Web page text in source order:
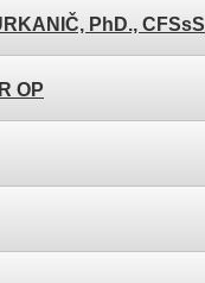
PhD., CFSsS
OP